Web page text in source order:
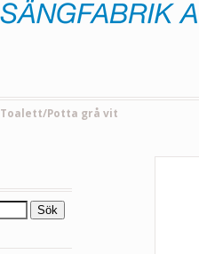
Toalett/Potta grå vit
Sök